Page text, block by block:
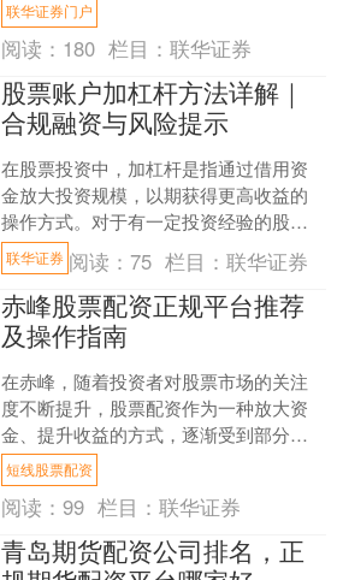
确保资金安全，是一个值得深....
联华证券门户
阅读： 180 栏目：联华证券
股票账户加杠杆方法详解｜
合规融资与风险提示
在股票投资中，加杠杆是指通过借用资
金放大投资规模，以期获得更高收益的
操作方式。对于有一定投资经验的股民
而言，合理使用杠杆可以提升资金使用
效率。但需要注意的是联华....
联华证券 阅读：75 栏目：联华证券
赤峰股票配资正规平台推荐
及操作指南
在赤峰，随着投资者对股票市场的关注
度不断提升，股票配资作为一种放大资
金、提升收益的方式，逐渐受到部分投
资者的青睐。然而短线股票配资，市场
上配资平台良莠不齐，如何....
短线股票配资
阅读：99 栏目：联华证券
青岛期货配资公司排名，正